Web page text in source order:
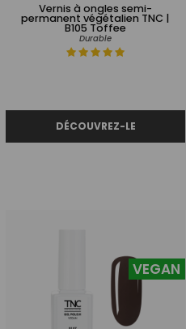
Vernis à ongles semi-
permanent végétalien TNC |
B105 Toffee
Durable
VEGAN